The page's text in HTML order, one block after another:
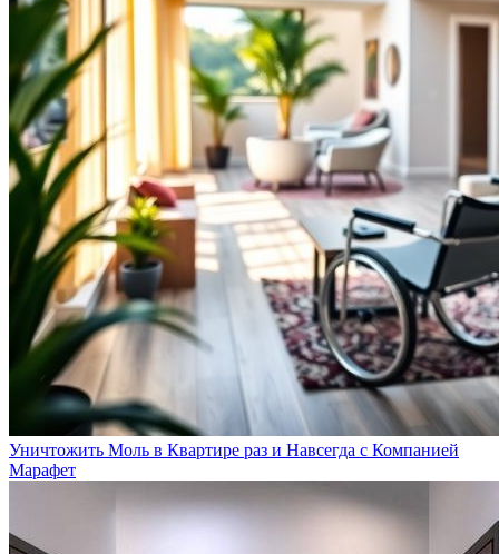
Уничтожить Моль в Квартире раз и Навсегда с Компанией
Марафет